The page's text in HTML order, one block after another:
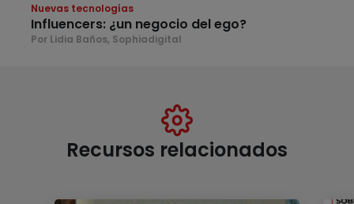
Nuevas tecnologías
Influencers: ¿un negocio del ego?
Por Lidia Baños, Sophiadigital
Recursos relacionados